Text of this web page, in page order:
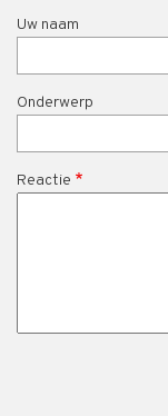
Uw naam
Onderwerp
Reactie